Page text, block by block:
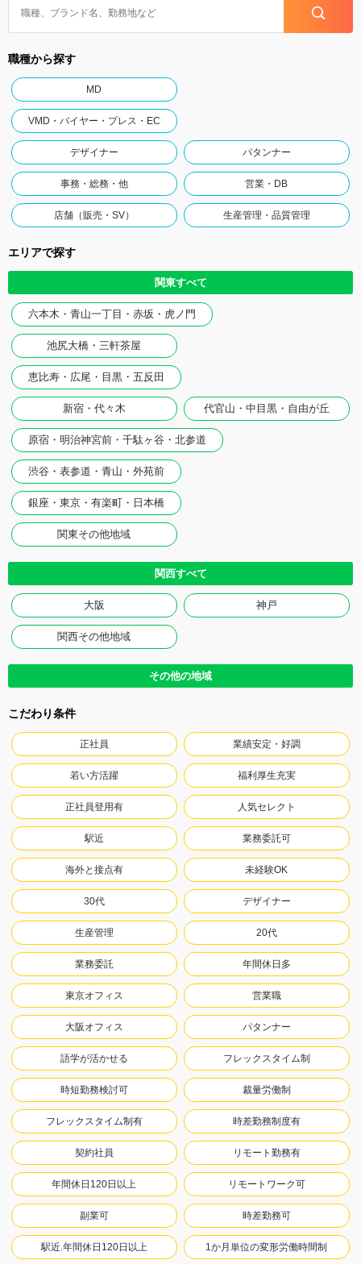
職種から探す
MD
VMD・バイヤー・プレス・EC
デザイナー パタンナー
事務・総務・他 営業・DB
店舗（販売・SV） 生産管理・品質管理
エリアで探す
関東すべて
六本木・青山一丁目・赤坂・虎ノ門
池尻大橋・三軒茶屋
恵比寿・広尾・目黒・五反田
新宿・代々木 代官山・中目黒・自由が丘
原宿・明治神宮前・千駄ヶ谷・北参道
渋谷・表参道・青山・外苑前
銀座・東京・有楽町・日本橋
関東その他地域
関西すべて
大阪 神戸
関西その他地域
その他の地域
こだわり条件
正社員 業績安定・好調
若い方活躍 福利厚生充実
正社員登用有 人気セレクト
駅近 業務委託可
海外と接点有 未経験OK
30代 デザイナー
生産管理 20代
業務委託 年間休日多
東京オフィス 営業職
大阪オフィス パタンナー
語学が活かせる フレックスタイム制
時短勤務検討可 裁量労働制
フレックスタイム制有 時差勤務制度有
契約社員 リモート勤務有
年間休日120日以上 リモートワーク可
副業可 時差勤務可
駅近.年間休日120日以上 1か月単位の変形労働時間制